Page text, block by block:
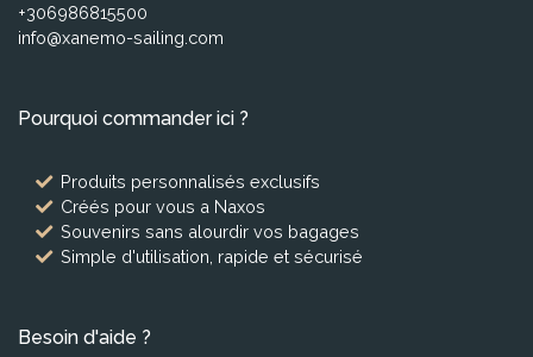
+306986815500
info@xanemo-sailing.com
Pourquoi commander ici ?
Produits personnalisés exclusifs
Créés pour vous a Naxos
Souvenirs sans alourdir vos bagages
Simple d'utilisation, rapide et sécurisé
Besoin d'aide ?